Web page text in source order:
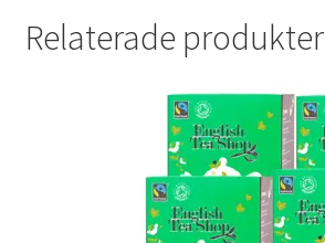
Relaterade produkter